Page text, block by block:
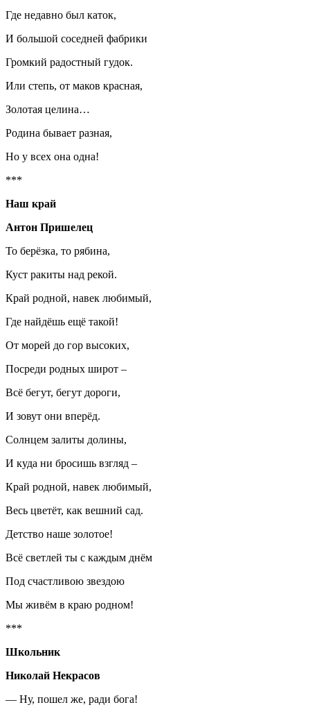
Где недавно был каток,
И большой соседней фабрики
Громкий радостный гудок.
Или степь, от маков красная,
Золотая целина…
Родина бывает разная,
Но у всех она одна!
***
Наш край
Антон Пришелец
То берёзка, то рябина,
Куст ракиты над рекой.
Край родной, навек любимый,
Где найдёшь ещё такой!
От морей до гор высоких,
Посреди родных широт –
Всё бегут, бегут дороги,
И зовут они вперёд.
Солнцем залиты долины,
И куда ни бросишь взгляд –
Край родной, навек любимый,
Весь цветёт, как вешний сад.
Детство наше золотое!
Всё светлей ты с каждым днём
Под счастливою звездою
Мы живём в краю родном!
***
Школьник
Николай Некрасов
— Ну, пошел же, ради бога!